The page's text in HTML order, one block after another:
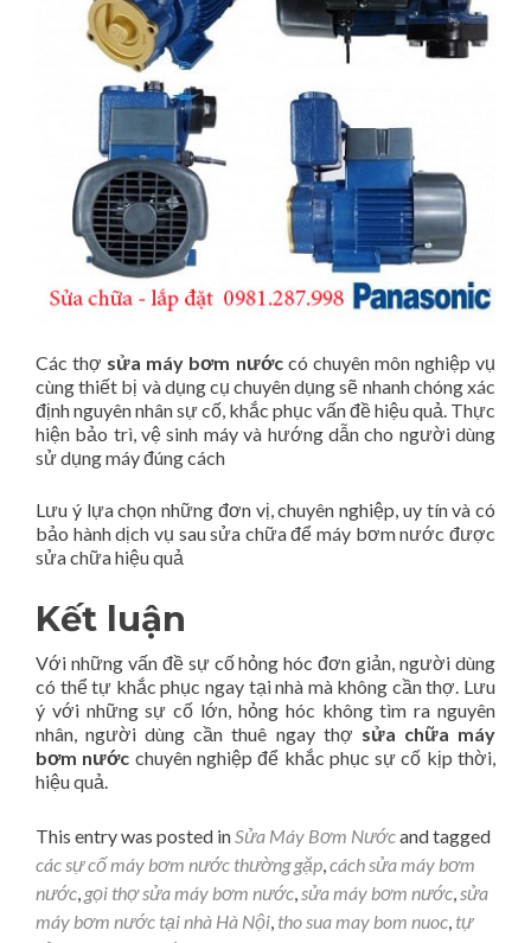
Các thợ sửa máy bơm nướccó chuyên môn nghiệp vụ
cùng thiết bị và dụng cụ chuyên dụng sẽ nhanh chóng xác
định nguyên nhân sự cố, khắc phục vấn đề hiệu quả. Thực
hiện bảo trì, vệ sinh máy và hướng dẫn cho người dùng
sử dụng máy đúng cách
Lưu ý lựa chọn những đơn vị, chuyên nghiệp, uy tín và có
bảo hành dịch vụ sau sửa chữa để máy bơm nước được
sửa chữa hiệu quả
Kết luận
Với những vấn đề sự cố hỏng hóc đơn giản, người dùng
có thể tự khắc phục ngay tại nhà mà không cần thợ. Lưu
ý với những sự cố lớn, hỏng hóc không tìm ra nguyên
nhân, người dùng cần thuê ngay thợ sửa chữa máy
bơm nước chuyên nghiệp để khắc phục sự cố kịp thời,
hiệu quả.
This entry was posted inSửa Máy Bơm Nướcand tagged
các sự cố máy bơm nước thường gặp,cách sửa máy bơm
nước, gọi thợ sửa máy bơm nước,sửa máy bơm nước,sửa
máy bơm nước tại nhà Hà Nội, tho sua may bom nuoc, tự